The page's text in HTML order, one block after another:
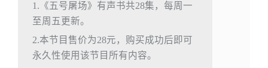
1.《五号屠场》有声书共28集，每周一
至周五更新。
2.本节目售价为28元，购买成功后即可
永久性使用该节目所有内容。